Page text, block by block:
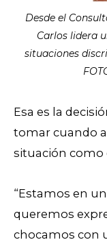
Desde el
Carlos lidera
situaciones
Esa es la
tomar cuando
situación como
“Estamos en
queremos
chocamos con